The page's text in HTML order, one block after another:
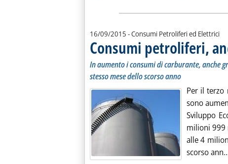
16/09/2015 - Consumi Petroliferi ed Elettrici
Consumi petroliferi,
In aumento i consumi di carburante, anche
stesso mese dello scorso anno
Per il terzo
sono
Sviluppo
milioni 999
alle 4
scorso